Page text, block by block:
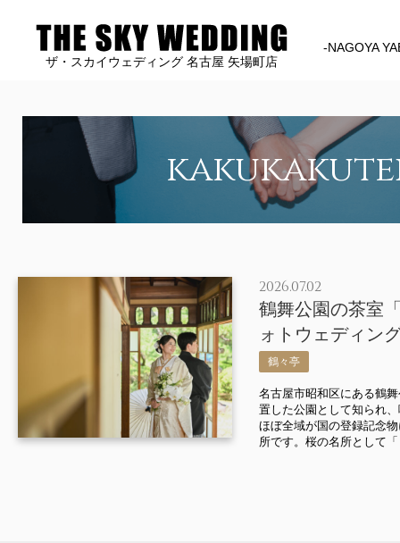
ザ・スカイウェディング 名古屋 矢場町店
-NAGOYA
2026.07.02
鶴舞公園の茶室
ォトウェディン
鶴々亭
名古屋市昭和区にある鶴
置した公園として知られ
ほぼ全域が国の登録記念
所です。桜の名所として